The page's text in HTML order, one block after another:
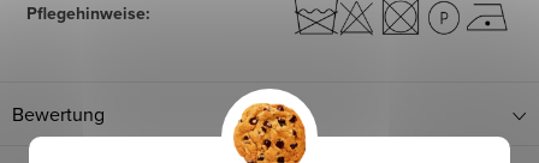
Pflegehinweise:
Bewertung